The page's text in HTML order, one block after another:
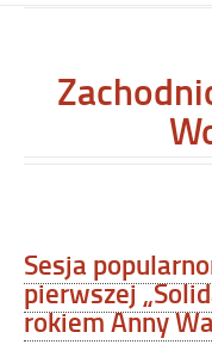
Sesja
pierwszej
rokiem Anny